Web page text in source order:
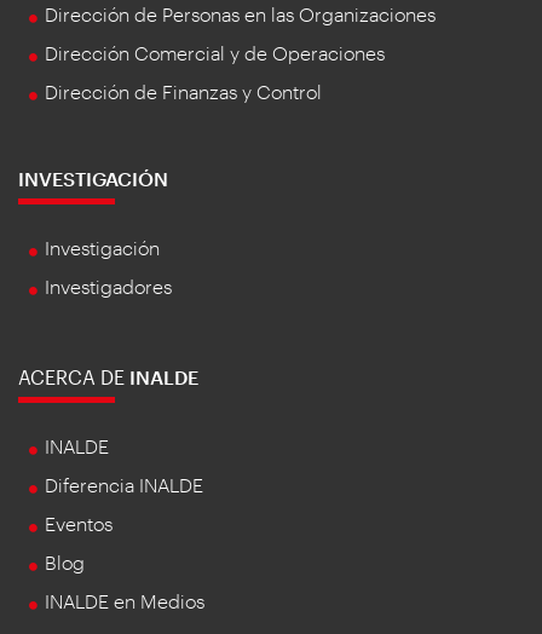
Dirección de Personas en las Organizaciones
Dirección Comercial y de Operaciones
Dirección de Finanzas y Control
INVESTIGACIÓN
Investigación
Investigadores
ACERCA DE INALDE
INALDE
Diferencia INALDE
Eventos
Blog
INALDE en Medios